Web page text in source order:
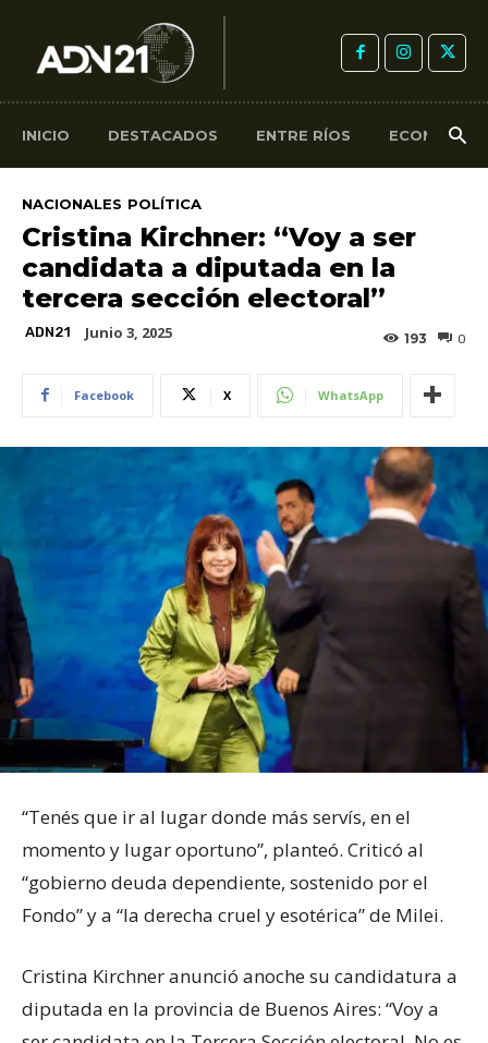
INICIO DESTACADOS ENTRE RÍOS ECONOMÍA
NACIONALES POLÍTICA
Cristina Kirchner: “Voy a ser
candidata a diputada en la
tercera sección electoral”
ADN21 Junio 3, 2025 0
193
Facebook X WhatsApp
“Tenés que ir al lugar donde más servís, en el
momento y lugar oportuno”, planteó. Criticó al
“gobierno deuda dependiente, sostenido por el
Fondo” y a “la derecha cruel y esotérica” de Milei.
Cristina Kirchner anunció anoche su candidatura a
diputada en la provincia de Buenos Aires: “Voy a